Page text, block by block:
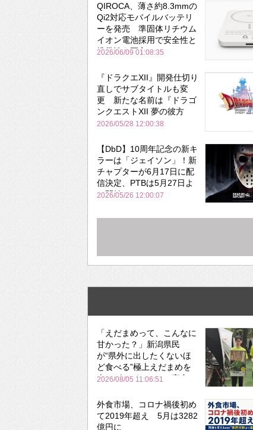
QIROCA、薄さ約8.3mmの
Qi2対応モバイルバッテリ
ーを発売 準固体リチウム
イオン電池採用で安全性と
携帯性を両立
2026/06/09 01:08:35
『ドラクエXII』開発仕切り
直しでサブタイトルも変
更 新たな名前は『ドラゴ
ンクエストXII 夢の彼方
へ』
2026/05/28 12:00:38
【DbD】10周年記念の新キ
ラーは「ジェイソン」！新
チャプターが6月17日に配
信決定、PTBは5月27日よ
り開始
2026/05/26 12:00:07
「えだまめって、こんなに
甘かった？」新潟県民
が“県外に出したくないほ
ど食べる”極上えだまめを
森のビアガーデンで実食
2026/08/05 11:06:51
外食市場、コロナ禍後初め
て2019年超え 5月は3282
億円に